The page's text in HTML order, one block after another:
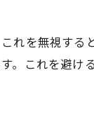
れを無視する
。これを避け